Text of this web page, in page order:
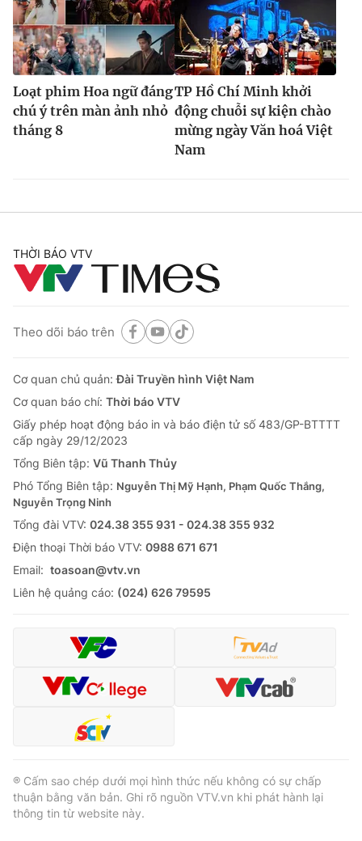
Loạt phim Hoa ngữ đáng
chú ý trên màn ảnh nhỏ
tháng 8
TP Hồ Chí Minh khởi
động chuỗi sự kiện chào
mừng ngày Văn hoá Việt
Nam
THỜI BÁO VTV
Theo dõi báo trên
Cơ quan chủ quản:Đài Truyền hình Việt Nam
Cơ quan báo chí: Thời báo VTV
Giấy phép hoạt động báo in và báo điện tử số 483/GP-BTTTT
cấp ngày 29/12/2023
Tổng Biên tập: Vũ Thanh Thủy
Phó Tổng Biên tập: Nguyễn Thị Mỹ Hạnh, Phạm Quốc Thắng,
Nguyễn Trọng Ninh
Tổng đài VTV: 024.38 355 931 - 024.38 355 932
Ðiện thoại Thời báo VTV: 0988 671 671
Email: toasoan@vtv.vn
Liên hệ quảng cáo: (024) 626 79595
® Cấm sao chép dưới mọi hình thức nếu không có sự chấp
thuận bằng văn bản. Ghi rõ nguồn VTV.vn khi phát hành lại
thông tin từ website này.